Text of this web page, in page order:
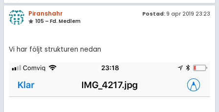
Piranshahr
105 – Fd. Medlem
Postad: 9 apr 2019 23:23
Vi har följt strukturen nedan